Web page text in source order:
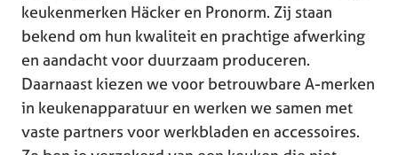
keukenmerken Häcker en Pronorm. Zij staan
bekend om hun kwaliteit en prachtige afwerking
en aandacht voor duurzaam produceren.
Daarnaast kiezen we voor betrouwbare A-merken
in keukenapparatuur en werken we samen met
vaste partners voor werkbladen en accessoires.